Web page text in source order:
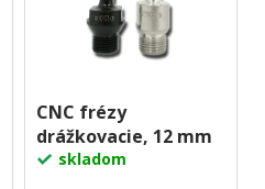
CNC frézy
drážkovacie, 12 mm
skladom